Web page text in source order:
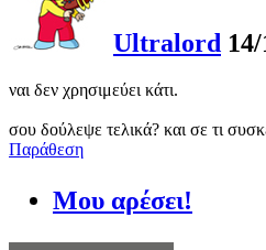
Ultralord
ναι δεν χρησιμεύει κάτι.
σου δούλεψε τελικά? και σε τι
Παράθεση
Μου αρέσει!